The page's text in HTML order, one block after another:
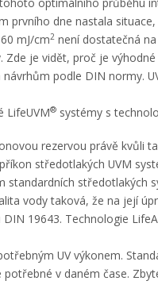
optimálního průběhu
prvního dne nastala
mJ/cm2není dostatečná
Zde je vidět, proč je
podle DIN normy.
LifeUVM®systémy s
rezervou právě kvůli
středotlakých UVM
standardních středotlakých
vody taková, že na její
19643. Technologie
UV výkonem.
v daném čase.